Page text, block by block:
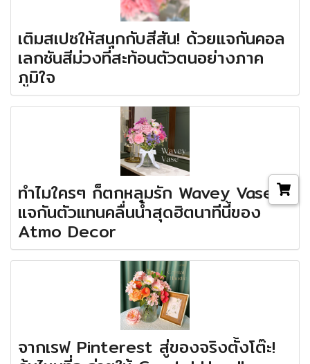
เติมสเปซให้สนุกกับสีสัน! ด้วยแจกันคอล
เลกชันสีม่วงที่สะท้อนตัวตนอย่างภาค
ภูมิใจ
ทำไมใครๆ ก็ตกหลุมรัก Wavey Vase?
แจกันตัวแทนคลื่นน้ำสุดฮิตนาทีนี้ของ
Atmo Decor
จากเรฟ Pinterest สู่ของจริงตั้งโต๊ะ!